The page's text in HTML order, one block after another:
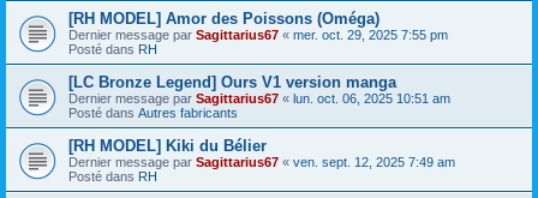
[RH MODEL] Amor des Poissons (Oméga)
Dernier message par Sagittarius67 « mer. oct. 29, 2025 7:55 pm
Posté dans RH
[LC Bronze Legend] Ours V1 version manga
Dernier message par Sagittarius67 « lun. oct. 06, 2025 10:51 am
Posté dans Autres fabricants
[RH MODEL] Kiki du Bélier
Dernier message par Sagittarius67 « ven. sept. 12, 2025 7:49 am
Posté dans RH